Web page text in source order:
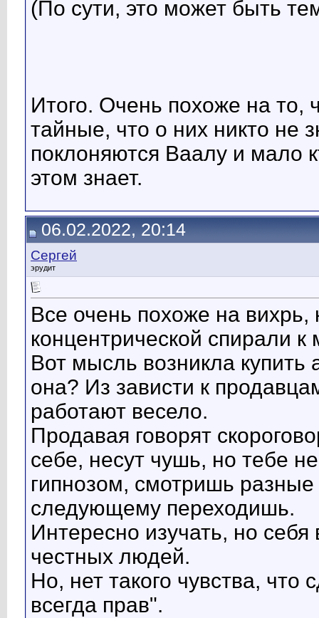
(По сути, это может быть
Итого. Очень похоже на то,
тайные, что о них никто не
поклоняются Ваалу и мало
этом знает.
06.02.2022, 20:14
Сергей
эрудит
Все очень похоже на вихрь,
концентрической спирали
Вот мысль возникла купить
она? Из зависти к
работают весело.
Продавая говорят
себе, несут чушь, но тебе
гипнозом, смотришь
следующему переходишь.
Интересно изучать, но
честных людей.
Но, нет такого чувства, что
всегда прав".